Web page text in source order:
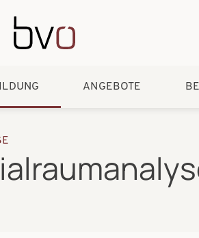
Direkt zum Inhalt
ANGEBOTE